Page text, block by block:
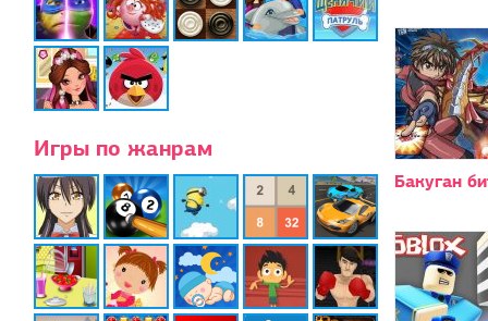
Игры по жанрам
Бакуган